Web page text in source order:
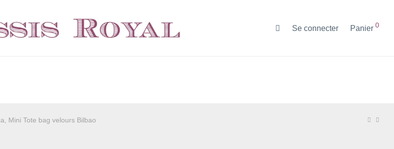
Se connecter Panier 0
Mini Tote bag velours Bilbao